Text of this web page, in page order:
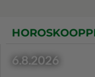
6.8.2026